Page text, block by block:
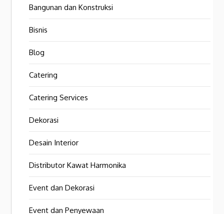
Bangunan dan Konstruksi
Bisnis
Blog
Catering
Catering Services
Dekorasi
Desain Interior
Distributor Kawat Harmonika
Event dan Dekorasi
Event dan Penyewaan